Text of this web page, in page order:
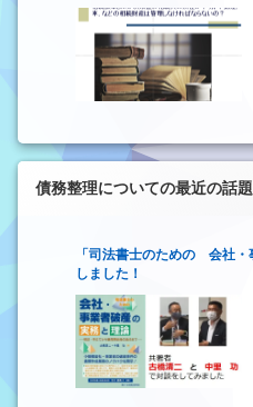
債務整理についての最近の話題
「司法書士のための 会社
しました！